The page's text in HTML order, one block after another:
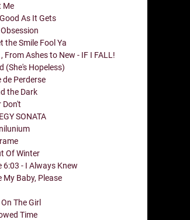
Me
As It Gets
the Smile Fool Ya
From Ashes to New - IF I FALL!
(She's Hopeless)
de Perderse
the Dark
Don't
SONATA
Of Winter
6:03 - I Always Knew
My Baby, Please
The Girl
Time